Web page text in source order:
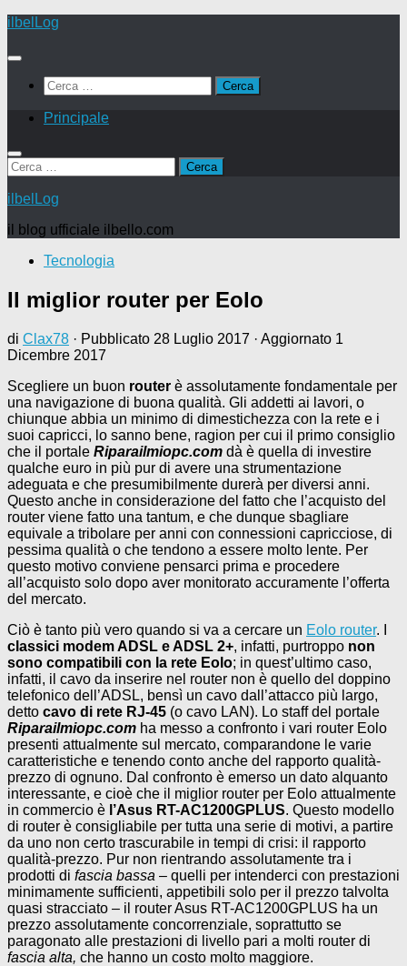
Salta
contenuto
ilbelLog
Ricerca
per:
Principale
Ricerca
per:
ilbelLog
il blog ufficiale ilbello.com
Tecnologia
Il miglior router per Eolo
di Clax78 · Pubblicato 28 Luglio 2017 · Aggiornato 1
Dicembre 2017
Scegliere un buon router è assolutamente fondamentale per
una navigazione di buona qualità. Gli addetti ai lavori, o
chiunque abbia un minimo di dimestichezza con la rete e i
suoi capricci, lo sanno bene, ragion per cui il primo consiglio
che il portale Riparailmiopc.com dà è quella di investire
qualche euro in più pur di avere una strumentazione
adeguata e che presumibilmente durerà per diversi anni.
Questo anche in considerazione del fatto che l’acquisto del
router viene fatto una tantum, e che dunque sbagliare
equivale a tribolare per anni con connessioni capricciose, di
pessima qualità o che tendono a essere molto lente. Per
questo motivo conviene pensarci prima e procedere
all’acquisto solo dopo aver monitorato accuramente l’offerta
del mercato.
Ciò è tanto più vero quando si va a cercare un Eolo router. I
classici modem ADSL e ADSL 2+, infatti, purtroppo non
sono compatibili con la rete Eolo; in quest’ultimo caso,
infatti, il cavo da inserire nel router non è quello del doppino
telefonico dell’ADSL, bensì un cavo dall’attacco più largo,
detto cavo di rete RJ-45 (o cavo LAN). Lo staff del portale
Riparailmiopc.com ha messo a confronto i vari router Eolo
presenti attualmente sul mercato, comparandone le varie
caratteristiche e tenendo conto anche del rapporto qualità-
prezzo di ognuno. Dal confronto è emerso un dato alquanto
interessante, e cioè che il miglior router per Eolo attualmente
in commercio è l’Asus RT-AC1200GPLUS. Questo modello
di router è consigliabile per tutta una serie di motivi, a partire
da uno non certo trascurabile in tempi di crisi: il rapporto
qualità-prezzo. Pur non rientrando assolutamente tra i
prodotti di fascia bassa – quelli per intenderci con prestazioni
minimamente sufficienti, appetibili solo per il prezzo talvolta
quasi stracciato – il router Asus RT-AC1200GPLUS ha un
prezzo assolutamente concorrenziale, soprattutto se
paragonato alle prestazioni di livello pari a molti router di
fascia alta, che hanno un costo molto maggiore.